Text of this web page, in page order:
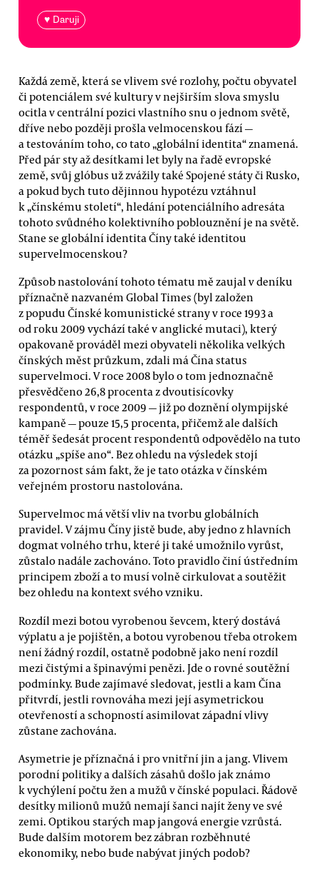
♥ Daruji
Každá země, která se vlivem své rozlohy, počtu obyvatel
či potenciálem své kultury v nejširším slova smyslu
ocitla v centrální pozici vlastního snu o jednom světě,
dříve nebo později prošla velmocenskou fází —
a testováním toho, co tato „globální identita“ znamená.
Před pár sty až desítkami let byly na řadě evropské
země, svůj glóbus už zvážily také Spojené státy či Rusko,
a pokud bych tuto dějinnou hypotézu vztáhnul
k „čínskému století“, hledání potenciálního adresáta
tohoto svůdného kolektivního poblouznění je na světě.
Stane se globální identita Číny také identitou
supervelmocenskou?
Způsob nastolování tohoto tématu mě zaujal v deníku
příznačně nazvaném Global Times (byl založen
z popudu Čínské komunistické strany v roce 1993 a
od roku 2009 vychází také v anglické mutaci), který
opakovaně prováděl mezi obyvateli několika velkých
čínských měst průzkum, zdali má Čína status
supervelmoci. V roce 2008 bylo o tom jednoznačně
přesvědčeno 26,8 procenta z dvoutisícovky
respondentů, v roce 2009 — již po doznění olympijské
kampaně — pouze 15,5 procenta, přičemž ale dalších
téměř šedesát procent respondentů odpovědělo na tuto
otázku „spíše ano“. Bez ohledu na výsledek stojí
za pozornost sám fakt, že je tato otázka v čínském
veřejném prostoru nastolována.
Supervelmoc má větší vliv na tvorbu globálních
pravidel. V zájmu Číny jistě bude, aby jedno z hlavních
dogmat volného trhu, které ji také umožnilo vyrůst,
zůstalo nadále zachováno. Toto pravidlo činí ústředním
principem zboží a to musí volně cirkulovat a soutěžit
bez ohledu na kontext svého vzniku.
Rozdíl mezi botou vyrobenou ševcem, který dostává
výplatu a je pojištěn, a botou vyrobenou třeba otrokem
není žádný rozdíl, ostatně podobně jako není rozdíl
mezi čistými a špinavými penězi. Jde o rovné soutěžní
podmínky. Bude zajímavé sledovat, jestli a kam Čína
přitvrdí, jestli rovnováha mezi její asymetrickou
otevřeností a schopností asimilovat západní vlivy
zůstane zachována.
Asymetrie je příznačná i pro vnitřní jin a jang. Vlivem
porodní politiky a dalších zásahů došlo jak známo
k vychýlení počtu žen a mužů v čínské populaci. Řádově
desítky milionů mužů nemají šanci najít ženy ve své
zemi. Optikou starých map jangová energie vzrůstá.
Bude dalším motorem bez zábran rozběhnuté
ekonomiky, nebo bude nabývat jiných podob?